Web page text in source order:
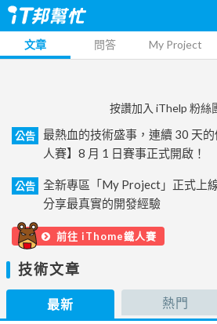
文章 問答 My Project
按讚加入 iThelp 粉絲
公告
最熱血的技術盛事，連續 30 天
人賽】8 月 1 日賽事正式開啟！
公告
全新專區「My Project」正式上
分享最真實的開發經驗
前往 iThome鐵人賽
技術文章
最新 熱門